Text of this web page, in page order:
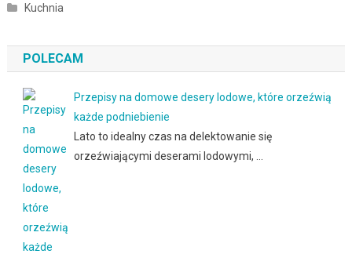
Kuchnia
POLECAM
Przepisy na domowe desery lodowe, które orzeźwią
każde podniebienie
Lato to idealny czas na delektowanie się
orzeźwiającymi deserami lodowymi, …